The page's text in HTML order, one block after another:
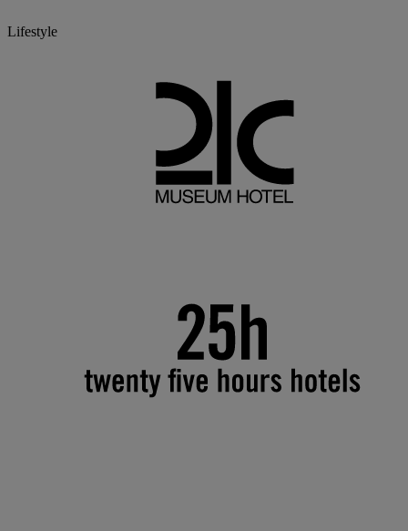
Lifestyle